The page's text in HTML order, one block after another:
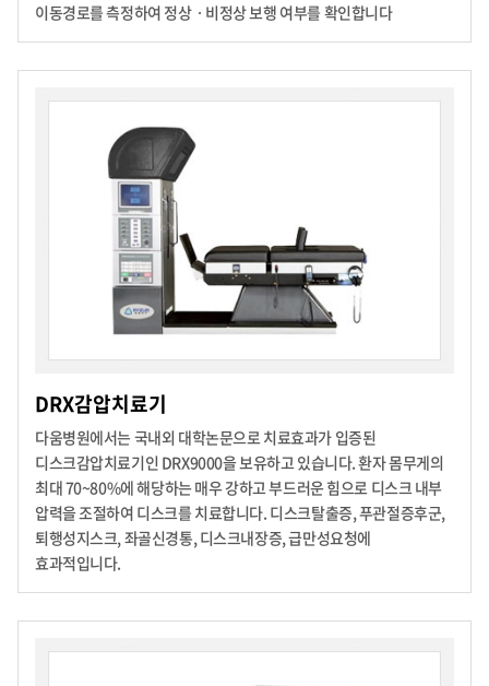
이동경로를 측정하여 정상ㆍ비정상 보행 여부를 확인합니다
DRX감압치료기
다움병원에서는 국내외 대학논문으로 치료효과가 입증된
디스크감압치료기인 DRX9000을 보유하고 있습니다.환자 몸무게의
최대 70~80%에 해당하는 매우 강하고 부드러운 힘으로 디스크 내부
압력을 조절하여 디스크를 치료합니다. 디스크탈출증, 푸관절증후군,
퇴행성지스크, 좌골신경통, 디스크내장증, 급만성요청에
효과적입니다.